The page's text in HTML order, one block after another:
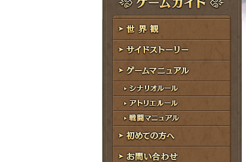
レ
ス
ド
ゲームガイド
世界観
サイドストーリー
ゲームマニュアル
シナリオルール
アトリエルール
戦闘マニュアル
初めての方へ